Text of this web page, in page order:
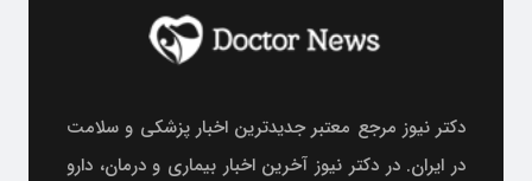
دکتر نیوز مرجع معتبر جدیدترین اخبار پزشکی و سلامت
در ایران. در دکتر نیوز آخرین اخبار بیماری و درمان، دارو